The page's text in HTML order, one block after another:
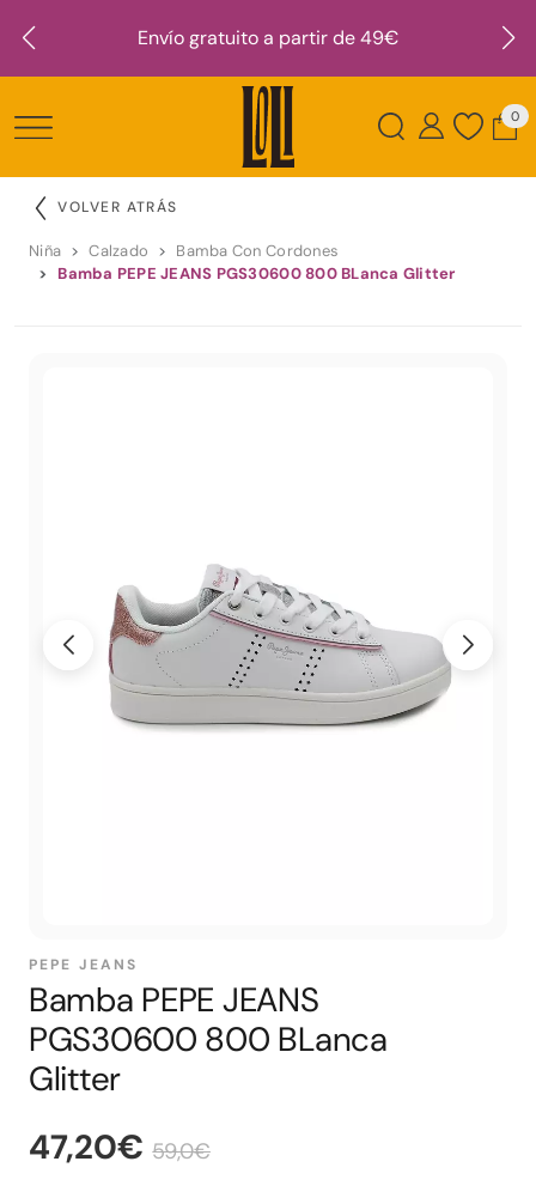
Envío gratuito a partir de 49€
0
VOLVER ATRÁS
Niña Calzado
Bamba Con Cordones
Bamba PEPE JEANS PGS30600 800 BLanca Glitter
PEPE JEANS
Bamba PEPE JEANS
PGS30600 800 BLanca
Glitter
47,20€ 59,0€